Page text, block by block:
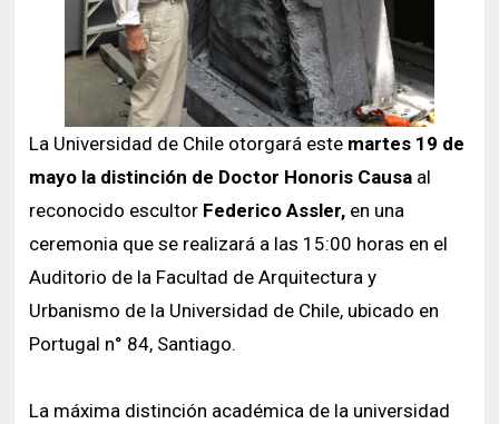
La Universidad de Chile otorgará este martes 19 de
mayo la distinción de Doctor Honoris Causa al
reconocido escultor Federico Assler, en una
ceremonia que se realizará a las 15:00 horas en el
Auditorio de la Facultad de Arquitectura y
Urbanismo de la Universidad de Chile, ubicado en
Portugal n° 84, Santiago.
La máxima distinción académica de la universidad